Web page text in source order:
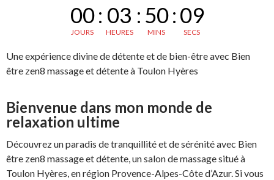
00
JOURS
: 03
HEURES
: 50
MINS
:08
SECS
Une expérience divine de détente et de bien-être avec Bien
être zen8 massage et détente à Toulon Hyères
Bienvenue dans mon monde de
relaxation ultime
Découvrez un paradis de tranquillité et de sérénité avec Bien
être zen8 massage et détente, un salon de massage situé à
Toulon Hyères, en région Provence-Alpes-Côte d’Azur. Si vous